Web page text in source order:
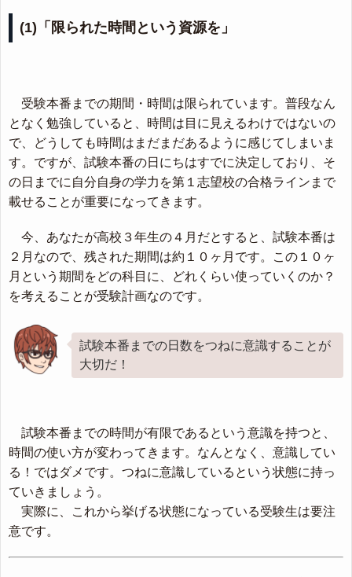
(1)「限られた時間という資源を」
受験本番までの期間・時間は限られています。普段なん
となく勉強していると、時間は目に見えるわけではないの
で、どうしても時間はまだまだあるように感じてしまいま
す。ですが、試験本番の日にちはすでに決定しており、そ
の日までに自分自身の学力を第１志望校の合格ラインまで
載せることが重要になってきます。
今、あなたが高校３年生の４月だとすると、試験本番は
２月なので、残された期間は約１０ヶ月です。この１０ヶ
月という期間をどの科目に、どれくらい使っていくのか？
を考えることが受験計画なのです。
試験本番までの日数をつねに意識することが
大切だ！
試験本番までの時間が有限であるという意識を持つと、
時間の使い方が変わってきます。なんとなく、意識してい
る！ではダメです。つねに意識しているという状態に持っ
ていきましょう。
実際に、これから挙げる状態になっている受験生は要注
意です。